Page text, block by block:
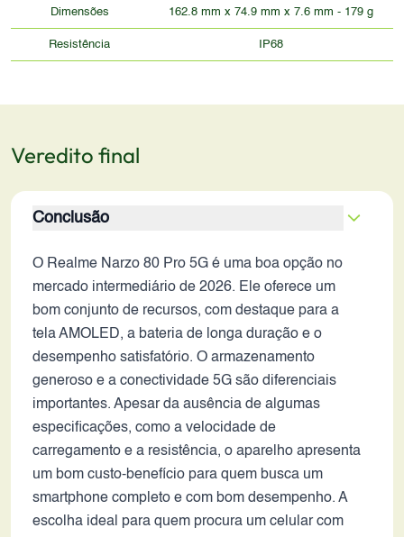
Dimensões 162.8 mm x 74.9 mm x 7.6 mm - 179 g
Resistência IP68
Veredito final
Conclusão
O Realme Narzo 80 Pro 5G é uma boa opção no
mercado intermediário de 2026. Ele oferece um
bom conjunto de recursos, com destaque para a
tela AMOLED, a bateria de longa duração e o
desempenho satisfatório. O armazenamento
generoso e a conectividade 5G são diferenciais
importantes. Apesar da ausência de algumas
especificações, como a velocidade de
carregamento e a resistência, o aparelho apresenta
um bom custo-benefício para quem busca um
smartphone completo e com bom desempenho. A
escolha ideal para quem procura um celular com